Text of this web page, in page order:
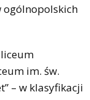
ogólnopolskich
im. św.
– w klasyfikacji